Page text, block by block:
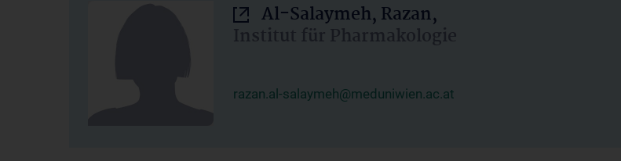
Al-Salaymeh, Razan,
Institut für Pharmakologie
razan.al-salaymeh@meduniwien.ac.at